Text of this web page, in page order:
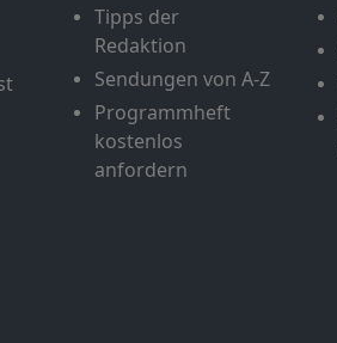
Tipps der
Redaktion
Sendungen von A-Z
Programmheft
kostenlos
anfordern